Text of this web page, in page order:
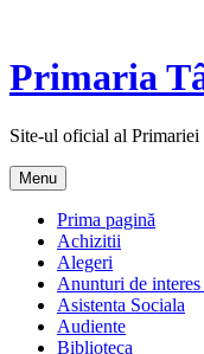
content
Primaria
Site-ul oficial al
Menu
Prima pagină
Achizitii
Alegeri
Anunturi de
Asistenta Sociala
Audiente
Biblioteca